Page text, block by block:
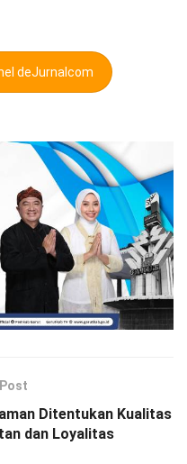
deJurnalcom
Ditentukan Kualitas
dan Loyalitas